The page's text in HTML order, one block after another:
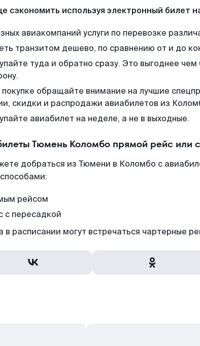
сэкономить используя электронный билет
авиакомпаний услуги по перевозке
транзитом дешево, по сравнению от и до
туда и обратно сразу. Это выгоднее
обращайте внимание на лучшие
скидки и распродажи авиабилетов из
авиабилет на неделе, а не в выходные.
Тюмень Коломбо прямой рейс или
добраться из Тюмени в Коломбо с
рейсом
с пересадкой
в расписании могут встречаться чартерные